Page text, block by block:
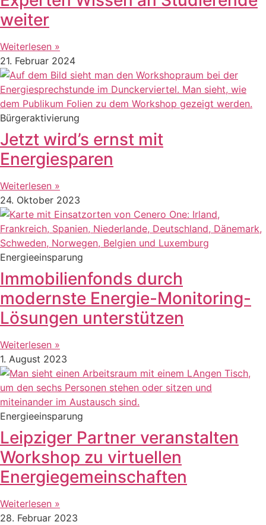
weiter
Weiterlesen »
21. Februar 2024
Bürgeraktivierung
Jetzt wird’s ernst mit
Energiesparen
Weiterlesen »
24. Oktober 2023
Energieeinsparung
Immobilienfonds durch
modernste Energie-Monitoring-
Lösungen unterstützen
Weiterlesen »
1. August 2023
Energieeinsparung
Leipziger Partner veranstalten
Workshop zu virtuellen
Energiegemeinschaften
Weiterlesen »
28. Februar 2023